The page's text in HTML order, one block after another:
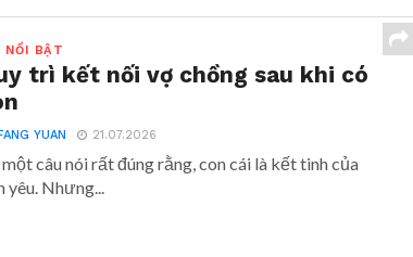
NỔI BẬT
trì kết nối vợ chồng sau khi có
FANG YUAN 21.07.2026
câu nói rất đúng rằng, con cái là kết tinh của
yêu. Nhưng...